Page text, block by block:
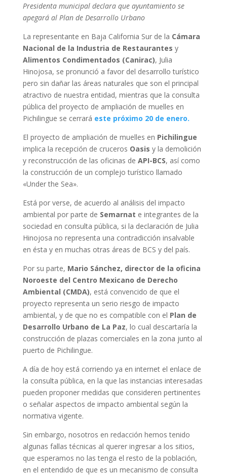
Presidenta municipal declara que ayuntamiento se
apegará al Plan de Desarrollo Urbano
La representante en Baja California Sur de la Cámara
Nacional de la Industria de Restaurantes y
Alimentos Condimentados (Canirac), Julia
Hinojosa, se pronunció a favor del desarrollo turístico
pero sin dañar las áreas naturales que son el principal
atractivo de nuestra entidad, mientras que la consulta
pública del proyecto de ampliación de muelles en
Pichilingue se cerrará este próximo 20 de enero.
El proyecto de ampliación de muelles en Pichilingue
implica la recepción de cruceros Oasis y la demolición
y reconstrucción de las oficinas de API-BCS, así como
la construcción de un complejo turístico llamado
«Under the Sea».
Está por verse, de acuerdo al análisis del impacto
ambiental por parte de Semarnat e integrantes de la
sociedad en consulta pública, si la declaración de Julia
Hinojosa no representa una contradicción insalvable
en ésta y en muchas otras áreas de BCS y del país.
Por su parte, Mario Sánchez, director de la oficina
Noroeste del Centro Mexicano de Derecho
Ambiental (CMDA), está convencido de que el
proyecto representa un serio riesgo de impacto
ambiental, y de que no es compatible con el Plan de
Desarrollo Urbano de La Paz, lo cual descartaría la
construcción de plazas comerciales en la zona junto al
puerto de Pichilingue.
A día de hoy está corriendo ya en internet el enlace de
la consulta pública, en la que las instancias interesadas
pueden proponer medidas que consideren pertinentes
o señalar aspectos de impacto ambiental según la
normativa vigente.
Sin embargo, nosotros en redacción hemos tenido
algunas fallas técnicas al querer ingresar a los sitios,
que esperamos no las tenga el resto de la población,
en el entendido de que es un mecanismo de consulta